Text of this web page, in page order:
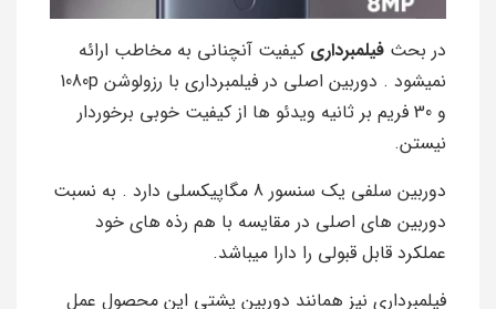
در بحث فیلمبرداری کیفیت آنچنانی به مخاطب ارائه
نمیشود . دوربین اصلی در فیلمبرداری با رزولوشن 1080p
و 30 فریم بر ثانیه ویدئو ها از کیفیت خوبی برخوردار
نیستن.
دوربین سلفی یک سنسور 8 مگاپیکسلی دارد . به نسبت
دوربین های اصلی در مقایسه با هم رذه های خود
عملکرد قابل قبولی را دارا میباشد.
فیلمبرداری نیز همانند دوربین پشتی این محصول عمل